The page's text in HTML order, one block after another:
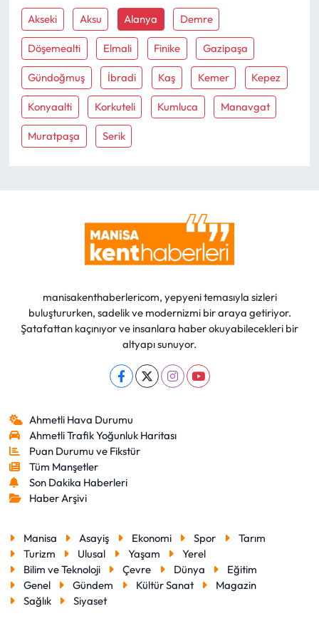
Akseki Aksu Alanya Demre
Döşemealti Elmali Finike Gazipaşa
Gündoğmuş İbradi Kaş Kemer Kepez
Konyaalti Korkuteli Kumluca Manavgat
Muratpaşa Serik
manisakenthaberlericom, yepyeni temasıyla sizleri
buluştururken, sadelik ve modernizmi bir araya getiriyor.
Şatafattan kaçınıyor ve insanlara haber okuyabilecekleri bir
altyapı sunuyor.
Ahmetli Hava Durumu
Ahmetli Trafik Yoğunluk Haritası
Puan Durumu ve Fikstür
Tüm Manşetler
Son Dakika Haberleri
Haber Arşivi
Manisa Asayiş Ekonomi Spor
Tarım
Turizm
Ulusal Yaşam
Yerel
Bilim ve Teknoloji
Çevre Dünya
Eğitim
Genel
Gündem Kültür Sanat
Magazin
Sağlık
Siyaset